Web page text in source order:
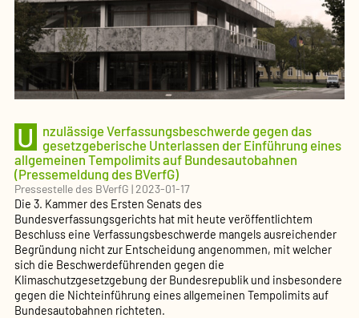
U
nzulässige Verfassungsbeschwerde gegen das
gesetzgeberische Unterlassen der Einführung eines
allgemeinen Tempolimits auf Bundesautobahnen
(Pressemeldung des BVerfG)
Pressestelle des BVerfG |2023-01-17
Die 3. Kammer des Ersten Senats des
Bundesverfassungsgerichts hat mit heute veröffentlichtem
Beschluss eine Verfassungsbeschwerde mangels ausreichender
Begründung nicht zur Entscheidung angenommen, mit welcher
sich die Beschwerdeführenden gegen die
Klimaschutzgesetzgebung der Bundesrepublik und insbesondere
gegen die Nichteinführung eines allgemeinen Tempolimits auf
Bundesautobahnen richteten.